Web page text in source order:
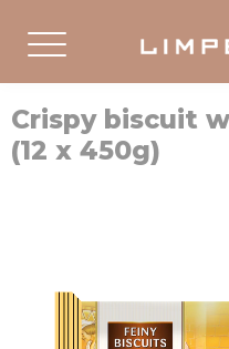
PRODUKTER KAKOR
Crispy biscuit
(12 x 450g)